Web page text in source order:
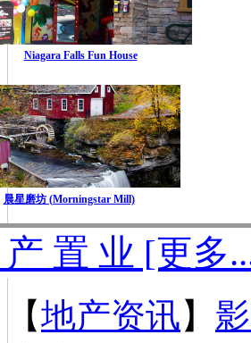
Niagara Falls Fun House
晨星磨坊 (Morningstar Mill)
置 业 [更多
【地产资讯】